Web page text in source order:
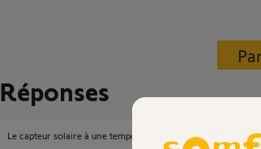
Réponses
Le capteur solaire à une tempo de 8mn pour éviter les yoyo.